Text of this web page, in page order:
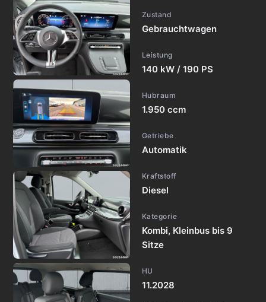
Zustand
Gebrauchtwagen
Leistung
140 kW / 190 PS
Hubraum
1.950 ccm
Getriebe
Automatik
Kraftstoff
Diesel
Kategorie
Kombi, Kleinbus bis 9
Sitze
HU
11.2028